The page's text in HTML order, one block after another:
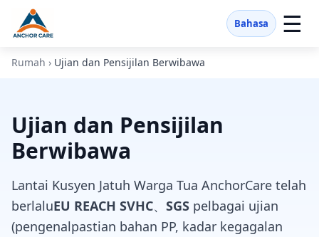
Bahasa ☰
Rumah › Ujian dan Pensijilan Berwibawa
Ujian dan Pensijilan
Berwibawa
Lantai Kusyen Jatuh Warga Tua AnchorCare telah
berlaluEU REACH SVHC、 SGS pelbagai ujian
(pengenalpastian bahan PP, kadar kegagalan